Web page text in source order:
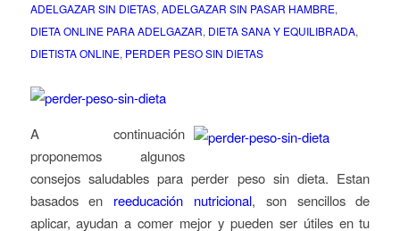
ADELGAZAR SIN DIETAS, ADELGAZAR SIN PASAR HAMBRE,
DIETA ONLINE PARA ADELGAZAR, DIETA SANA Y EQUILIBRADA,
DIETISTA ONLINE, PERDER PESO SIN DIETAS
A continuación
proponemos algunos
consejos saludables para perder peso sin dieta. Estan
basados en reeducación nutricional, son sencillos de
aplicar, ayudan a comer mejor y pueden ser útiles en tu